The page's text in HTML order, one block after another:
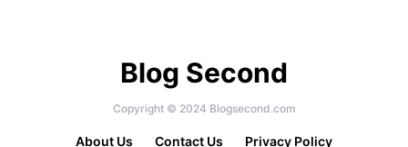
Blog Second
Copyright © 2024 Blogsecond.com
About Us Contact Us Privacy Policy